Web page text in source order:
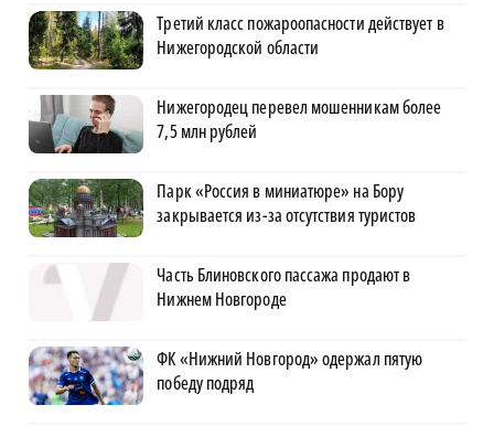
Третий класс пожароопасности действует в
Нижегородской области
Нижегородец перевел мошенникам более
7,5 млн рублей
Парк «Россия в миниатюре» на Бору
закрывается из-за отсутствия туристов
Часть Блиновского пассажа продают в
Нижнем Новгороде
ФК «Нижний Новгород» одержал пятую
победу подряд